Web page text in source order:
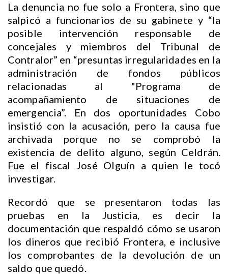
La denuncia no fue solo a Frontera, sino que
salpicó a funcionarios de su gabinete y “la
posible intervención responsable de
concejales y miembros del Tribunal de
Contralor” en “presuntas irregularidades en la
administración de fondos públicos
relacionadas al "Programa de
acompañamiento de situaciones de
emergencia”. En dos oportunidades Cobo
insistió con la acusación, pero la causa fue
archivada porque no se comprobó la
existencia de delito alguno, según Celdrán.
Fue el fiscal José Olguín a quien le tocó
investigar.
Recordó que se presentaron todas las
pruebas en la Justicia, es decir la
documentación que respaldó cómo se usaron
los dineros que recibió Frontera, e inclusive
los comprobantes de la devolución de un
saldo que quedó.